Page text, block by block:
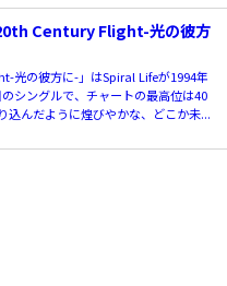
Century Flight-光の彼方
光の彼方に-」はSpiral Lifeが1994年
シングルで、チャートの最高位は40
込んだように煌びやかな、どこか未...